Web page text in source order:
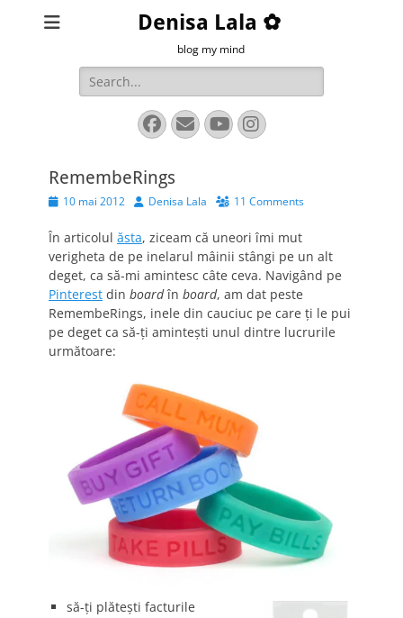
Denisa Lala ✿
blog my mind
Search
for:
Facebook
EmailYouTube
Instagram
RemembeRings
Posted10 mai 2012 AuthorDenisa Lala 11 Comments
În articolul ăsta, ziceam că uneori îmi mut
verigheta de pe inelarul mâinii stângi pe un alt
deget, ca să-mi amintesc câte ceva. Navigând pe
Pinterest din boardîn board, am dat peste
RemembeRings, inele din cauciuc pe care ţi le pui
pe deget ca să-ţi aminteşti unul dintre lucrurile
următoare:
să-ţi plăteşti facturile